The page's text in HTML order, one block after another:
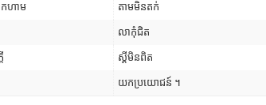
ហាម តាមមិនតក់
លាកុំជិត
ស្តីមិនពិត
យកប្រយោជន៍ ។